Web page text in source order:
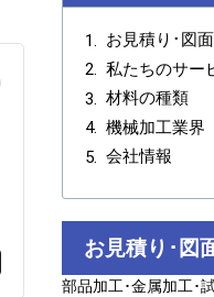
お見積り･図
私たちのサー
材料の種類
機械加工業界
会社情報
お見積り･図
部品加工･金属加工･